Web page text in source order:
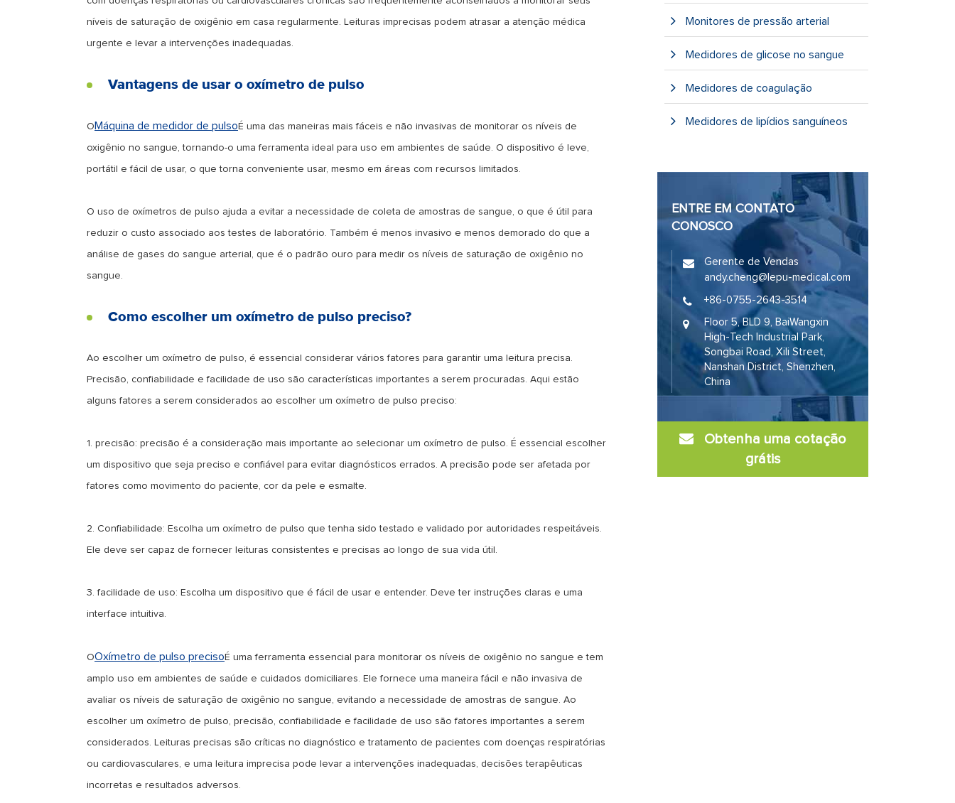
níveis de saturação de oxigênio em casa regularmente. Leituras imprecisas podem atrasar a atenção médica
urgente e levar a intervenções inadequadas.
Vantagens de usar o oxímetro de pulso
O Máquina de medidor de pulso É uma das maneiras mais fáceis e não invasivas de monitorar os níveis de
oxigênio no sangue, tornando-o uma ferramenta ideal para uso em ambientes de saúde. O dispositivo é leve,
portátil e fácil de usar, o que torna conveniente usar, mesmo em áreas com recursos limitados.
O uso de oxímetros de pulso ajuda a evitar a necessidade de coleta de amostras de sangue, o que é útil para
reduzir o custo associado aos testes de laboratório. Também é menos invasivo e menos demorado do que a
análise de gases do sangue arterial, que é o padrão ouro para medir os níveis de saturação de oxigênio no
sangue.
Como escolher um oxímetro de pulso preciso?
Ao escolher um oxímetro de pulso, é essencial considerar vários fatores para garantir uma leitura precisa.
Precisão, confiabilidade e facilidade de uso são características importantes a serem procuradas. Aqui estão
alguns fatores a serem considerados ao escolher um oxímetro de pulso preciso:
1. precisão: precisão é a consideração mais importante ao selecionar um oxímetro de pulso. É essencial escolher
um dispositivo que seja preciso e confiável para evitar diagnósticos errados. A precisão pode ser afetada por
fatores como movimento do paciente, cor da pele e esmalte.
2. Confiabilidade: Escolha um oxímetro de pulso que tenha sido testado e validado por autoridades respeitáveis.
Ele deve ser capaz de fornecer leituras consistentes e precisas ao longo de sua vida útil.
3. facilidade de uso: Escolha um dispositivo que é fácil de usar e entender. Deve ter instruções claras e uma
interface intuitiva.
OOxímetro de pulso preciso É uma ferramenta essencial para monitorar os níveis de oxigênio no sangue e tem
amplo uso em ambientes de saúde e cuidados domiciliares. Ele fornece uma maneira fácil e não invasiva de
avaliar os níveis de saturação de oxigênio no sangue, evitando a necessidade de amostras de sangue. Ao
escolher um oxímetro de pulso, precisão, confiabilidade e facilidade de uso são fatores importantes a serem
considerados. Leituras precisas são críticas no diagnóstico e tratamento de pacientes com doenças respiratórias
ou cardiovasculares, e uma leitura imprecisa pode levar a intervenções inadequadas, decisões terapêuticas
incorretas e resultados adversos.
Monitores de pressão arterial
Medidores de glicose no sangue
Medidores de coagulação
Medidores de lipídios sanguíneos
ENTRE EM CONTATO
CONOSCO
Gerente de Vendas
andy.cheng@lepu-medical.com
+86-0755-2643-3514
Floor 5, BLD 9, BaiWangxin
High-Tech Industrial Park,
Songbai Road, Xili Street,
Nanshan District, Shenzhen,
China
Obtenha uma cotação
grátis